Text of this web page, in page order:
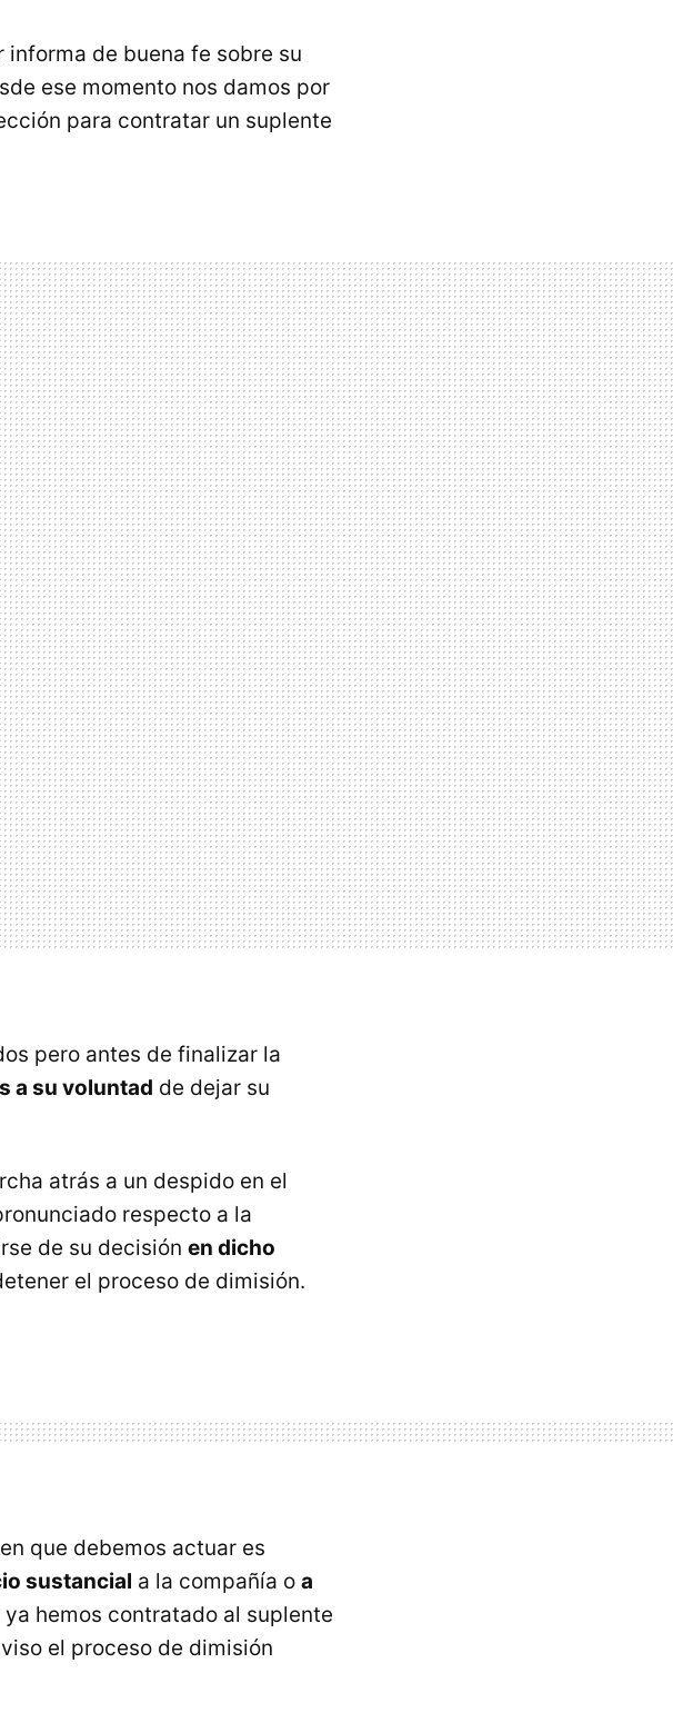
de buena fe sobre su
ese momento nos damos por
para contratar un suplente
pero antes de finalizar la
a su voluntad de dejar su
atrás a un despido en el
respecto a la
de su decisión en dicho
el proceso de dimisión.
que debemos actuar es
sustancial a la compañía o a
hemos contratado al suplente
el proceso de dimisión